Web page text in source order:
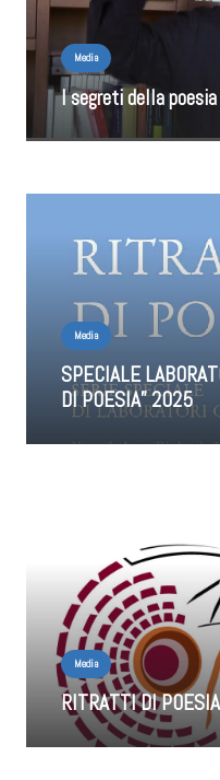
Media
I segreti della poesia
Media
SPECIALE
DI POESIA” 2025
Media
RITRATTI DI